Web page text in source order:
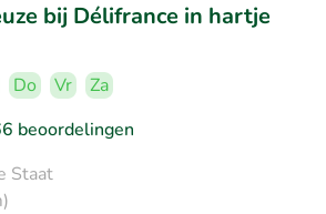
bij Délifrance in hartje
Do Vr
Za
beoordelingen
Staat